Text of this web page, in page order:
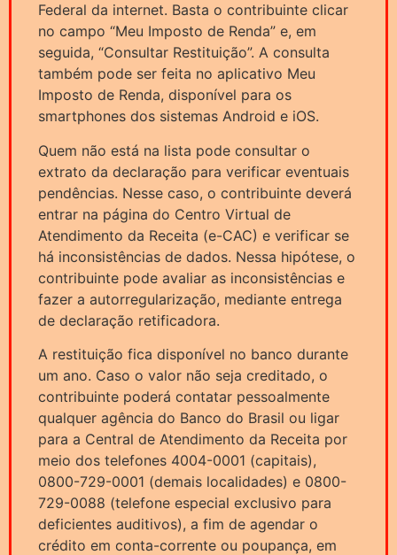
Federal da internet. Basta o contribuinte clicar
no campo “Meu Imposto de Renda” e, em
seguida, “Consultar Restituição”. A consulta
também pode ser feita no aplicativo Meu
Imposto de Renda, disponível para os
smartphones dos sistemas Android e iOS.
Quem não está na lista pode consultar o
extrato da declaração para verificar eventuais
pendências. Nesse caso, o contribuinte deverá
entrar na página do Centro Virtual de
Atendimento da Receita (e-CAC) e verificar se
há inconsistências de dados. Nessa hipótese, o
contribuinte pode avaliar as inconsistências e
fazer a autorregularização, mediante entrega
de declaração retificadora.
A restituição fica disponível no banco durante
um ano. Caso o valor não seja creditado, o
contribuinte poderá contatar pessoalmente
qualquer agência do Banco do Brasil ou ligar
para a Central de Atendimento da Receita por
meio dos telefones 4004-0001 (capitais),
0800-729-0001 (demais localidades) e 0800-
729-0088 (telefone especial exclusivo para
deficientes auditivos), a fim de agendar o
crédito em conta-corrente ou poupança, em